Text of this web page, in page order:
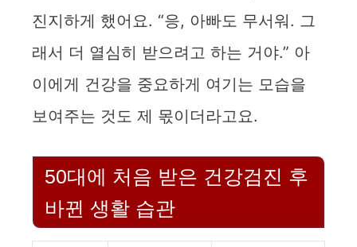
진지하게 했어요. “응, 아빠도 무서워. 그
래서 더 열심히 받으려고 하는 거야.” 아
이에게 건강을 중요하게 여기는 모습을
보여주는 것도 제 몫이더라고요.
50대에 처음 받은 건강검진 후
바뀐 생활 습관